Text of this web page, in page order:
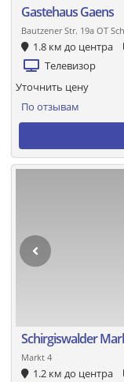
Gastehaus Gaens
Bautzener Str. 19a OT
1.8 км до центра
Телевизор
По отзывам
Уточнить цену
Schirgiswalder
Markt 4
1.2 км до центра